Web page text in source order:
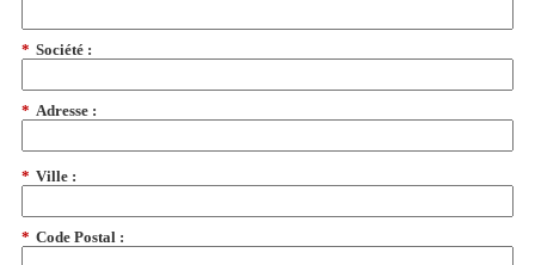
* Société :
* Adresse :
* Ville :
* Code Postal :